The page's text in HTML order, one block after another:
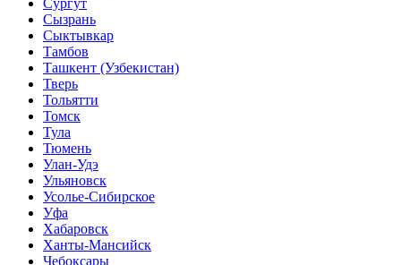
Сургут
Сызрань
Сыктывкар
Тамбов
Ташкент (Узбекистан)
Тверь
Тольятти
Томск
Тула
Тюмень
Улан-Удэ
Ульяновск
Усолье-Сибирское
Уфа
Хабаровск
Ханты-Мансийск
Чебоксары